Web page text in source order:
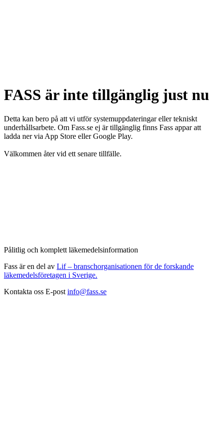
FASS är inte tillgänglig just nu
Detta kan bero på att vi utför systemuppdateringar eller tekniskt
underhållsarbete. Om Fass.se ej är tillgänglig finns Fass appar att
ladda ner via App Store eller Google Play.
Välkommen åter vid ett senare tillfälle.
Pålitlig och komplett läkemedelsinformation
Fass är en del av Lif – branschorganisationen för de forskande
läkemedelsföretagen i Sverige.
Kontakta oss E-post info@fass.se